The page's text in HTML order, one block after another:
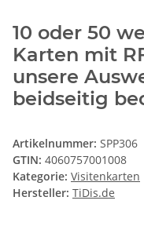
10 oder 50
Karten mit
unsere
beidseitig
Artikelnummer: SPP306
GTIN: 4060757001008
Kategorie: Visitenkarten
Hersteller: TiDis.de